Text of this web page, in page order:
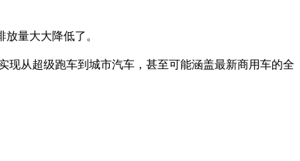
量大大降低了。
从超级跑车到城市汽车，甚至可能涵盖最新商用车的全